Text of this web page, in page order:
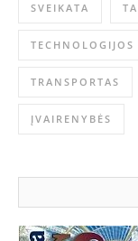
SVEIKATA
TECHNOLOGIJOS
TRANSPORTAS
ĮVAIRENYBĖS